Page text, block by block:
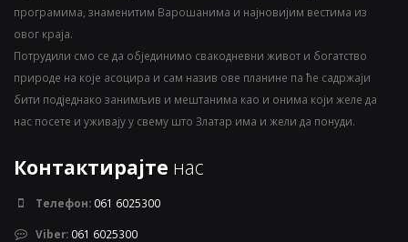
програмима, знаменитим Варошанима и најновијим вестима из
овог краја.
Потрудили смо се да објединимо свакодневни живот и богатство
природе на које асоцира и сам назив ове планине па ће садржаји
бити подједнако занимљив и мештанима као и онима који желе да
нас посете и уживају у свему што Златар има и жели да понуди.
Контактирајте нас
Телефон: 061 6025300
Viber: 061 6025300